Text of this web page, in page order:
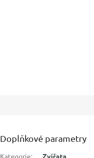
Doplňkové parametry
Kategorie:
Zvířata